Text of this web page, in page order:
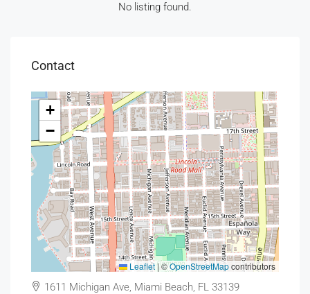
No listing found.
Contact
+
−
Leaflet|©OpenStreetMapcontributors
1611 Michigan Ave, Miami Beach, FL 33139